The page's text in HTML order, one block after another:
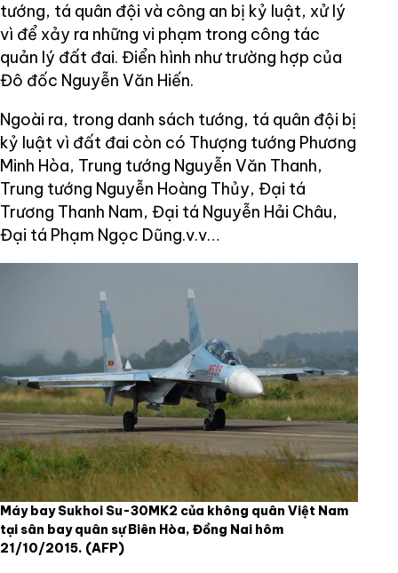
tướng, tá quân đội và công an bị kỷ luật, xử lý
vì để xảy ra những vi phạm trong công tác
quản lý đất đai. Điển hình như trường hợp của
Đô đốc Nguyễn Văn Hiến.
Ngoài ra, trong danh sách tướng, tá quân đội bị
kỷ luật vì đất đai còn có Thượng tướng Phương
Minh Hòa, Trung tướng Nguyễn Văn Thanh,
Trung tướng Nguyễn Hoàng Thủy, Đại tá
Trương Thanh Nam, Đại tá Nguyễn Hải Châu,
Đại tá Phạm Ngọc Dũng.v.v…
Máy bay Sukhoi Su-30MK2 của không quân Việt Nam
tại sân bay quân sự Biên Hòa, Đồng Nai hôm
21/10/2015. (AFP)